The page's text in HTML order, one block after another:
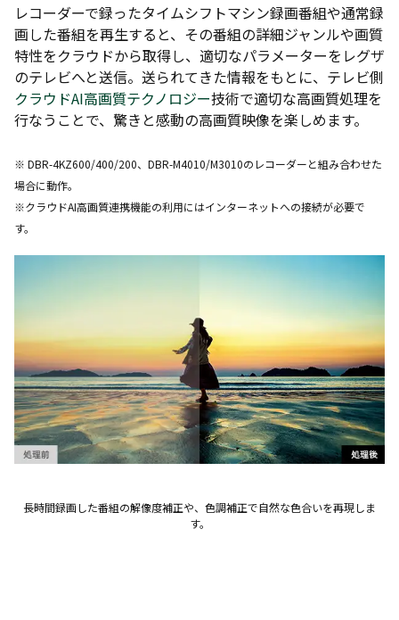
レコーダーで録ったタイムシフトマシン録画番組や通常録
画した番組を再生すると、その番組の詳細ジャンルや画質
特性をクラウドから取得し、適切なパラメーターをレグザ
のテレビへと送信。送られてきた情報をもとに、テレビ側
クラウドAI高画質テクノロジー技術で適切な高画質処理を
行なうことで、驚きと感動の高画質映像を楽しめます。
※ DBR-4KZ600/400/200、DBR-M4010/M3010のレコーダーと組み合わせた
場合に動作。
※クラウドAI高画質連携機能の利用にはインターネットへの接続が必要で
す。
長時間録画した番組の解像度補正や、色調補正で自然な色合いを再現しま
す。